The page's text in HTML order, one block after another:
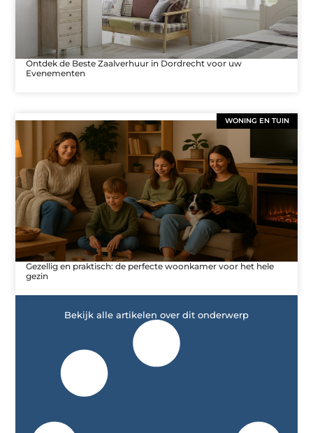
Ontdek de Beste Zaalverhuur in Dordrecht voor uw
Evenementen
WONING EN TUIN
Gezellig en praktisch: de perfecte woonkamer voor het hele
gezin
Bekijk alle artikelen over dit onderwerp